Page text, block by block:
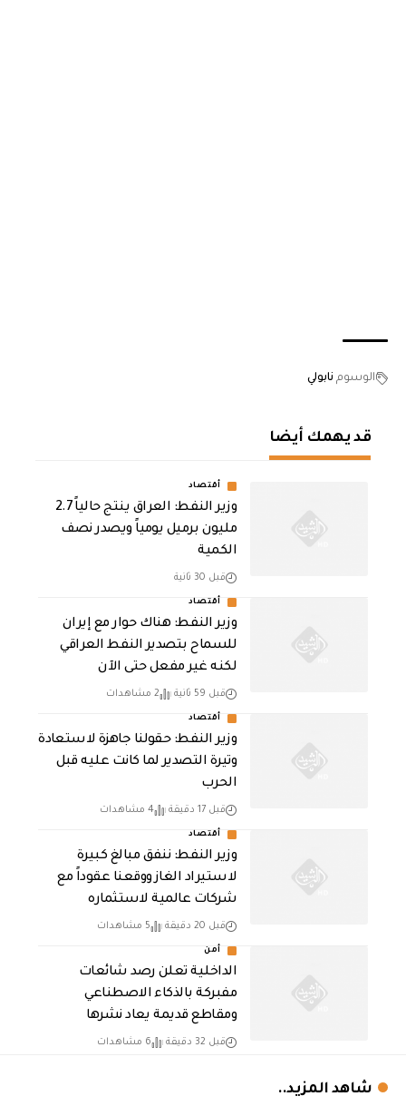
الوسوم نابولي
قد يهمك أيضا
أقتصاد
وزير النفط: العراق ينتج حالياً 2.7
مليون برميل يومياً ويصدر نصف
الكمية
قبل 30 ثانية
أقتصاد
وزير النفط: هناك حوار مع إيران
للسماح بتصدير النفط العراقي
لكنه غير مفعل حتى الآن
قبل 59 ثانية 2 مشاهدات
أقتصاد
وزير النفط: حقولنا جاهزة لاستعادة
وتيرة التصدير لما كانت عليه قبل
الحرب
قبل 17 دقيقة 4 مشاهدات
أقتصاد
وزير النفط: ننفق مبالغ كبيرة
لاستيراد الغاز ووقعنا عقوداً مع
شركات عالمية لاستثماره
قبل 20 دقيقة 5 مشاهدات
أمن
الداخلية تعلن رصد شائعات
مفبركة بالذكاء الاصطناعي
ومقاطع قديمة يعاد نشرها
قبل 32 دقيقة 6 مشاهدات
شاهد المزيد..